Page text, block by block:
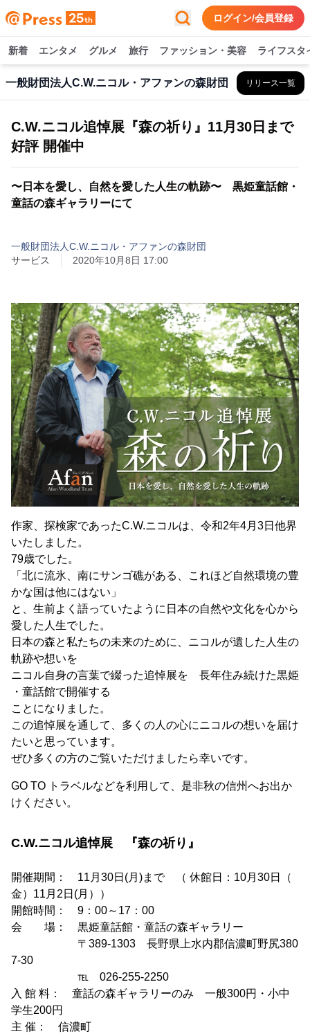
ログイン/会員登録
新着 エンタメ グルメ 旅行 ファッション・美容 ライフスタ
一般財団法人C.W.ニコル・アファンの森財団 リリース一覧
C.W.ニコル追悼展『森の祈り』11月30日まで
好評 開催中
〜日本を愛し、自然を愛した人生の軌跡〜 黒姫童話館・
童話の森ギャラリーにて
一般財団法人C.W.ニコル・アファンの森財団
サービス
2020年10月8日 17:00
作家、探検家であったC.W.ニコルは、令和2年4月3日他界
いたしました。
79歳でした。
「北に流氷、南にサンゴ礁がある、これほど自然環境の豊
かな国は他にはない」
と、生前よく語っていたように日本の自然や文化を心から
愛した人生でした。
日本の森と私たちの未来のために、ニコルが遺した人生の
軌跡や想いを
ニコル自身の言葉で綴った追悼展を 長年住み続けた黒姫
・童話館で開催する
ことになりました。
この追悼展を通して、多くの人の心にニコルの想いを届け
たいと思っています。
ぜひ多くの方のご覧いただけましたら幸いです。
GO TO トラベルなどを利用して、是非秋の信州へお出か
けください。
C.W.ニコル追悼展 『森の祈り』
開催期間： 11月30日(月)まで （ 休館日：10月30日（
金）11月2日(月））
開館時間： 9：00～17：00
会 場： 黒姫童話館・童話の森ギャラリー
〒389-1303 長野県上水内郡信濃町野尻380
7-30
℡ 026-255-2250
入 館 料： 童話の森ギャラリーのみ 一般300円・小中
学生200円
主 催： 信濃町